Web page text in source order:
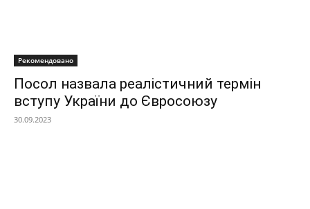
Рекомендовано
Посол назвала реалістичний термін
вступу України до Євросоюзу
30.09.2023